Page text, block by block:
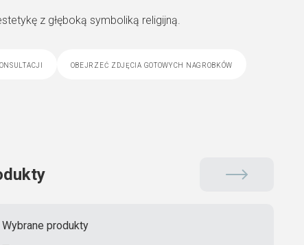
z głęboką symboliką religijną.
obejrzeć zdjęcia gotowych nagrobków
Wybrane produkty